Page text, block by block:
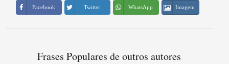
Facebook Twitter WhatsApp Imagem
Frases Populares de outros autores